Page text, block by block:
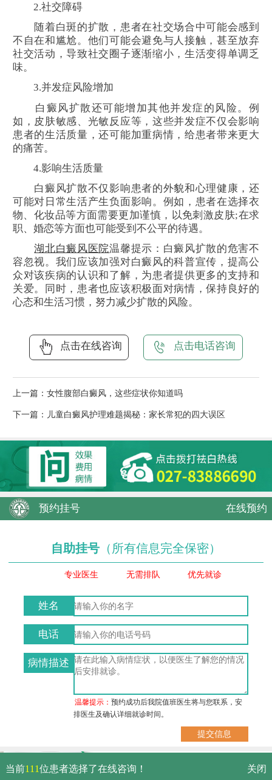
2.社交障碍
随着白斑的扩散，患者在社交场合中可能会感到
不自在和尴尬。他们可能会避免与人接触，甚至放弃
社交活动，导致社交圈子逐渐缩小，生活变得单调乏
味。
3.并发症风险增加
白癜风扩散还可能增加其他并发症的风险。例
如，皮肤敏感、光敏反应等，这些并发症不仅会影响
患者的生活质量，还可能加重病情，给患者带来更大
的痛苦。
4.影响生活质量
白癜风扩散不仅影响患者的外貌和心理健康，还
可能对日常生活产生负面影响。例如，患者在选择衣
物、化妆品等方面需要更加谨慎，以免刺激皮肤;在求
职、婚恋等方面也可能受到不公平的待遇。
湖北白癜风医院温馨提示：白癜风扩散的危害不
容忽视。我们应该加强对白癜风的科普宣传，提高公
众对该疾病的认识和了解，为患者提供更多的支持和
关爱。同时，患者也应该积极面对病情，保持良好的
心态和生活习惯，努力减少扩散的风险。
点击在线咨询 点击电话咨询
上一篇： 女性腹部白癜风，这些症状你知道吗
下一篇： 儿童白癜风护理难题揭秘：家长常犯的四大误区
预约挂号 在线预约
自助挂号 （所有信息完全保密）
专业医生 无需排队 优先就诊
姓名
电话
病情描述
温馨提示：预约成功后我院值班医生将与您联系，安
排医生及确认详细就诊时间。
武汉市硚口区解放大道479号
免费电话：
当前111位患者选择了在线咨询！ 关闭